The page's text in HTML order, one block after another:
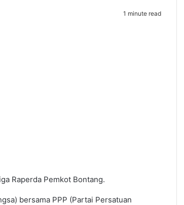
1 minute read
Raperda Pemkot Bontang.
bersama PPP (Partai Persatuan